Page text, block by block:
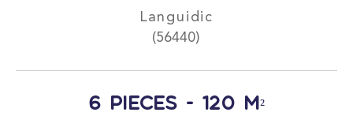
Languidic
(56440)
6 pièces - 120 m²